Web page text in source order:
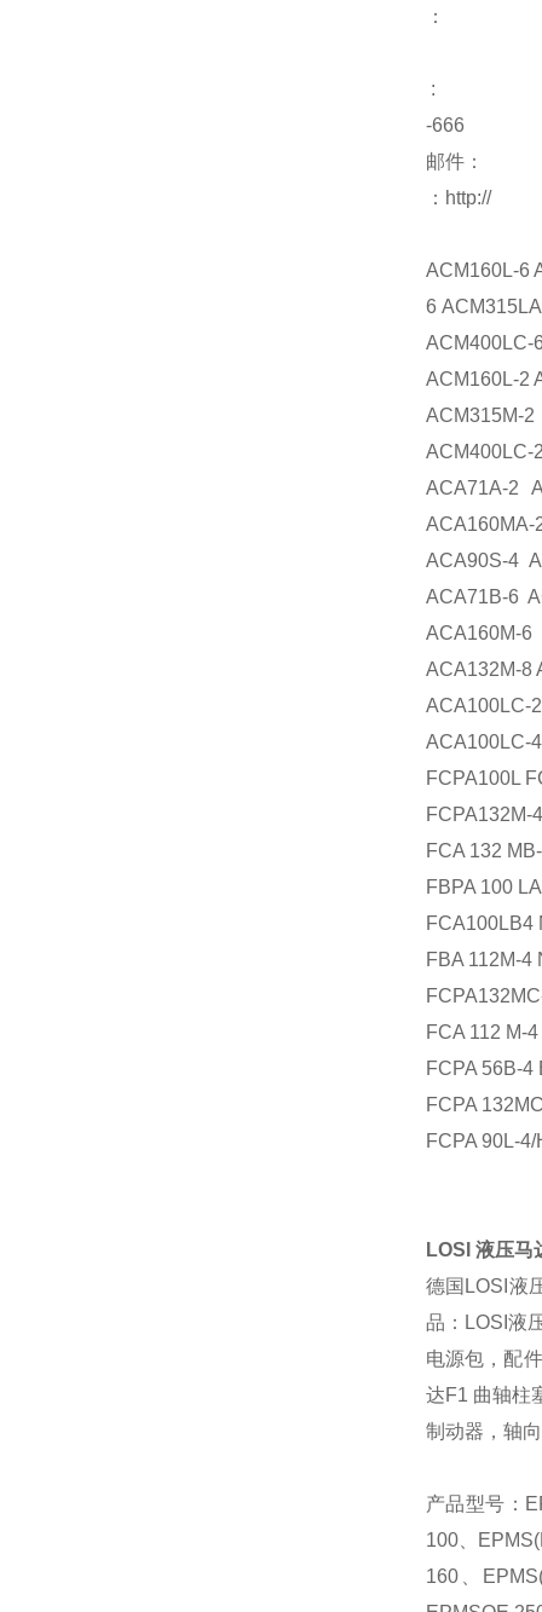
：
:
-666
邮件：
：http://
ACM160L-6
6
ACM400LC-
ACM160L-2
ACM315M-
ACM400LC-
ACA71A-2
ACA160MA-
ACA90S-4
ACA71B-6
ACA160M-
ACA132M-8
ACA100LC-
FCPA100L
FCPA132M-
FCA 132
FBPA 100
FCA100LB4
FBA 112M-4
FCA 112 M-4
FCPA 56B-4
FCPA
FCPA 90L-4/
LOSI 液压马
德国 LOSI 液
品： LOSI 液
电源包，配
达F1 曲轴柱
制动器，轴
产品型号：
100、
160、